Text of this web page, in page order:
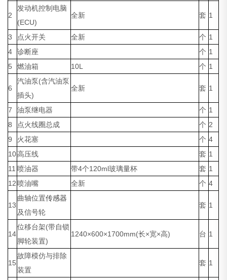
2
发动机控制电脑
(ECU)
全新 套 1
3 点火开关 全新 个 1
4
诊断座 个 1
5
燃油箱 10L 个 1
6
汽油泵(含汽油泵
插头)
全新 套 1
7 油泵继电器 个 1
8
点火线圈总成 个 2
9
火花塞 个 4
10高压线 套 1
11 喷油器 带4个120ml玻璃量杯 套 1
12 喷油嘴 全新 个 4
13
曲轴位置传感器
及信号轮
套 1
14
位移台架(带自锁
脚轮装置)
1240×600×1700mm(长×宽×高) 台 1
15
故障模仿与排除
装置
套 1